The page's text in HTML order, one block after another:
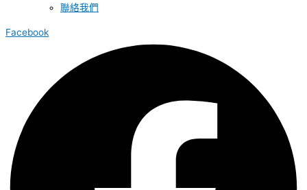
聯絡我們
Facebook